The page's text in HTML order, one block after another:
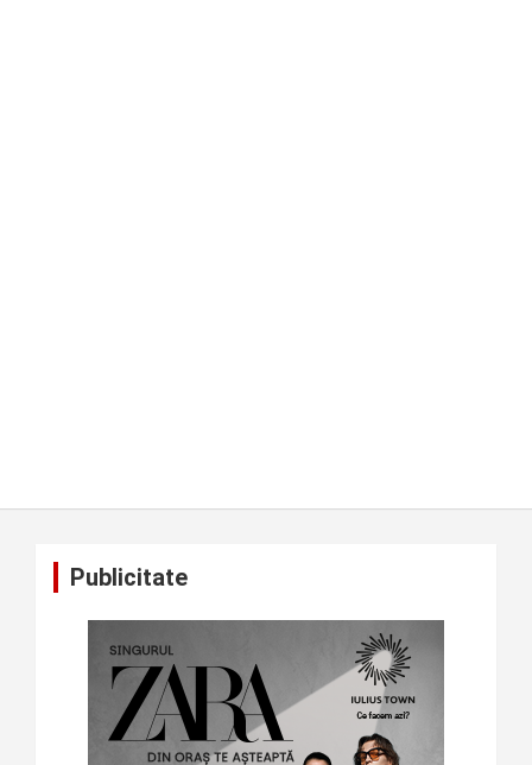
Publicitate